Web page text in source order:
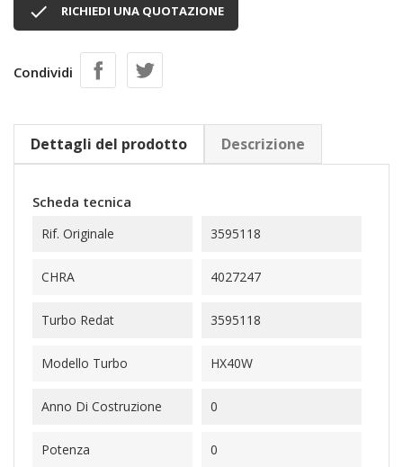
 RICHIEDI UNA QUOTAZIONE
Condividi
Dettagli del prodotto Descrizione
Scheda tecnica
Rif. Originale 3595118
CHRA 4027247
Turbo Redat 3595118
Modello Turbo HX40W
Anno Di Costruzione 0
Potenza 0